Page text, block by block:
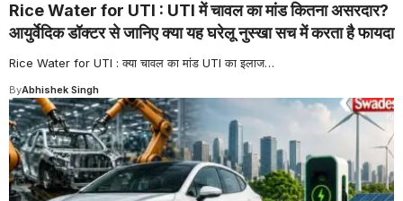
Rice Water for UTI : UTI में चावल का मांड कितना असरदार?
आयुर्वेदिक डॉक्टर से जानिए क्या यह घरेलू नुस्खा सच में करता है फायदा
Rice Water for UTI : क्या चावल का मांड UTI का इलाज…
ByAbhishek Singh